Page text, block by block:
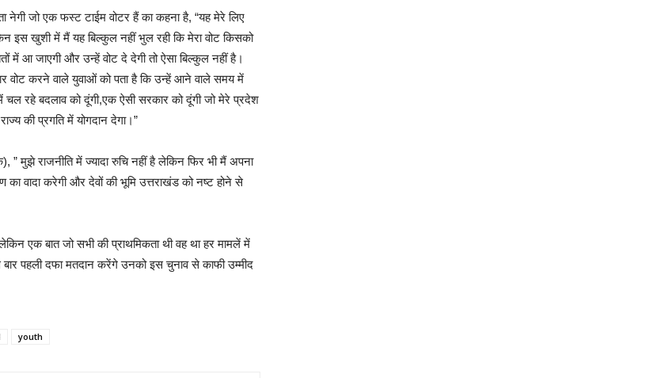
नेगी जो एक फस्ट टाईम वोटर हैं का कहना है, “यह मेरे लिए
इस खुशी में मैं यह बिल्कुल नहीं भुल रही कि मेरा वोट किसको
में आ जाएगी और उन्हें वोट दे देगी तो ऐसा बिल्कुल नहीं है।
करने वाले युवाओं को पता है कि उन्हें आने वाले समय में
चल रहे बदलाव को दूंगी,एक ऐसी सरकार को दूंगी जो मेरे प्रदेश
की प्रगति में योगदान देगा।”
मुझे राजनीति में ज्यादा रुचि नहीं है लेकिन फिर भी मैं अपना
का वादा करेगी और देवों की भूमि उत्तराखंड को नष्ट होने से
एक बात जो सभी की प्राथमिकता थी वह था हर मामलें में
बार पहली दफा मतदान करेंगे उनको इस चुनाव से काफी उम्मीद
youth